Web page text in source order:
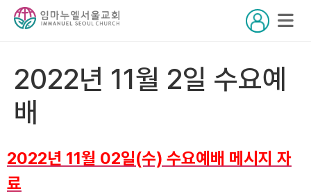
2022년 11월 2일 수요예
배
2022년 11월 02일(수) 수요예배 메시지 자
료